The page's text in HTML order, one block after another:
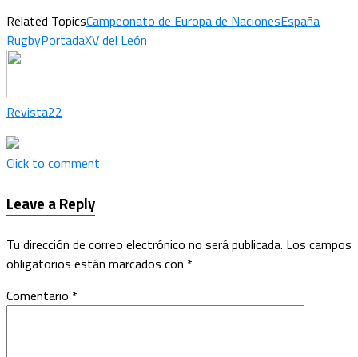
Related TopicsCampeonato de Europa de NacionesEspaña
RugbyPortadaXV del León
Revista22
Click to comment
Leave a Reply
Tu dirección de correo electrónico no será publicada. Los campos
obligatorios están marcados con *
Comentario *